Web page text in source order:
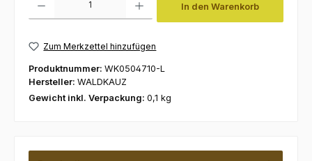
In den Warenkorb
Zum Merkzettel hinzufügen
Produktnummer: WK0504710-L
Hersteller: WALDKAUZ
Gewicht inkl. Verpackung: 0,1 kg